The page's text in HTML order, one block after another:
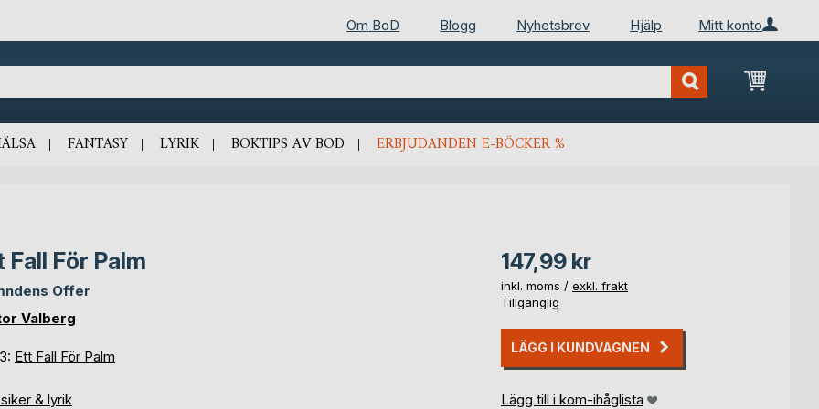
Mitt konto
Om BoD Blogg Nyhetsbrev Hjälp
Min
FANTASY LYRIK BOKTIPS AV BOD ERBJUDANDEN E-BÖCKER %
Fall För Palm
Offer
Valberg
Ett Fall För Palm
& lyrik
147,99 kr
inkl. moms / exkl. frakt
Tillgänglig
LÄGG I KUNDVAGNEN
Lägg till i kom-ihåglista